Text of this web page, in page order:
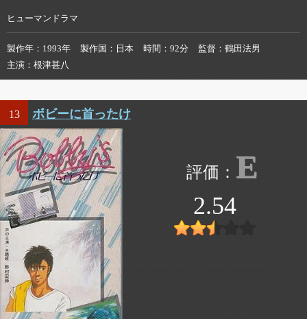
ヒューマンドラマ
製作年 1993年 製作国 日本 時間 92分 監督
鶴田法男
主演
根津甚八
13 ボビーに首ったけ
E
2.54